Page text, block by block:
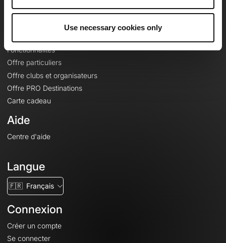
Use necessary cookies only
Fonctionnalités
Offre particuliers
Offre clubs et organisateurs
Offre PRO Destinations
Carte cadeau
Aide
Centre d'aide
Langue
🇫🇷 Français
Connexion
Créer un compte
Se connecter